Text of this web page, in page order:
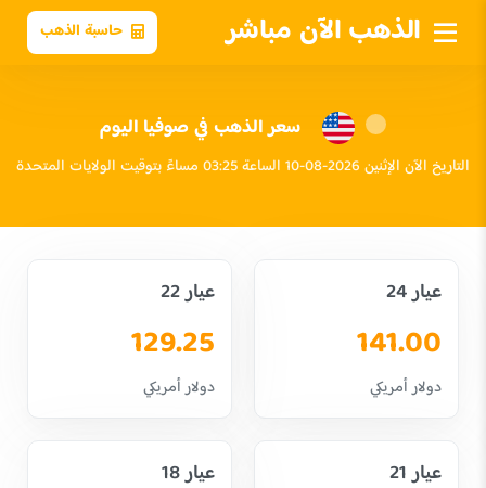
الذهب الآن مباشر حاسبة الذهب
سعر الذهب في صوفيا اليوم
التاريخ الآن الإثنين 2026-08-10 الساعة 03:25 مساءً بتوقيت الولايات المتحدة
عيار 24
141.00
دولار أمريكي
عيار 22
129.25
دولار أمريكي
عيار 21 عيار 18